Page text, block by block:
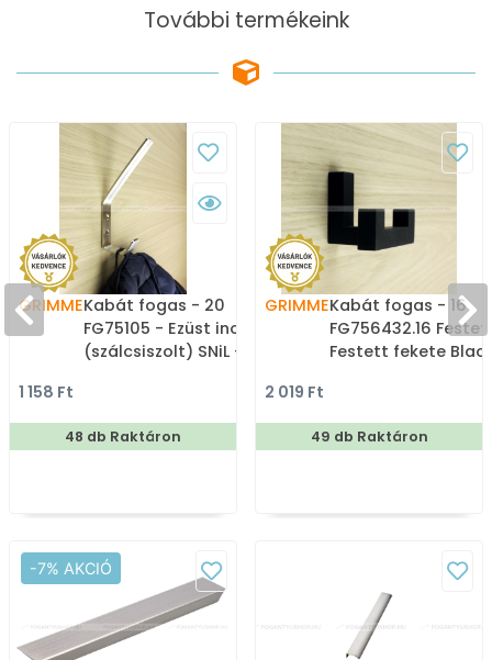
További termékeink
GRIMMEKabát fogas - 20
FG75105 - Ezüst inox
(szálcsiszolt) SNiL -
1 158 Ft
48 db Raktáron
GRIMMEKabát fogas - 16
FG756432.16
Festett fekete
2 019 Ft
49 db Raktáron
-7% AKCIÓ